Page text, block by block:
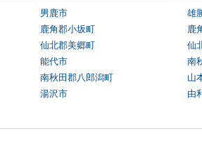
男鹿市
雄
鹿角郡小坂町
鹿
仙北郡美郷町
仙
能代市
南
南秋田郡八郎潟町
山
湯沢市
由